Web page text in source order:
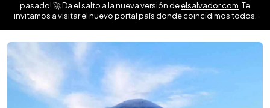
pasado! 🚀 Da el salto a la nueva versión deelsalvador.com . Te
invitamos a visitar el nuevo portal país donde coincidimos todos.